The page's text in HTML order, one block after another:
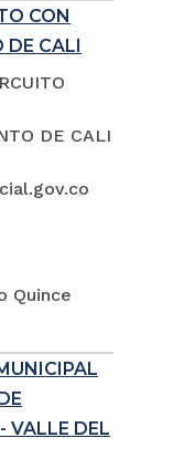
CON
DE CALI
DE CALI
Quince
VALLE DEL